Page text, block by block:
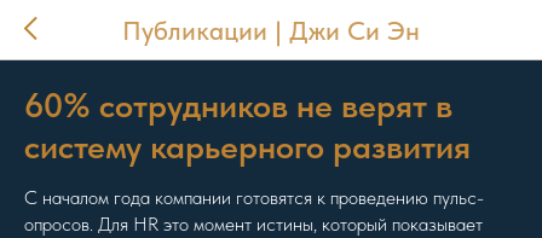
Публикации | Джи Си Эн
60% сотрудников не верят в
систему карьерного развития
С началом года компании готовятся к проведению пульс-
опросов. Для HR это момент истины, который показывает